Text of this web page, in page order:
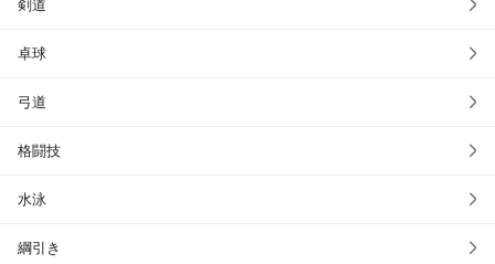
剣道
卓球
弓道
格闘技
水泳
綱引き